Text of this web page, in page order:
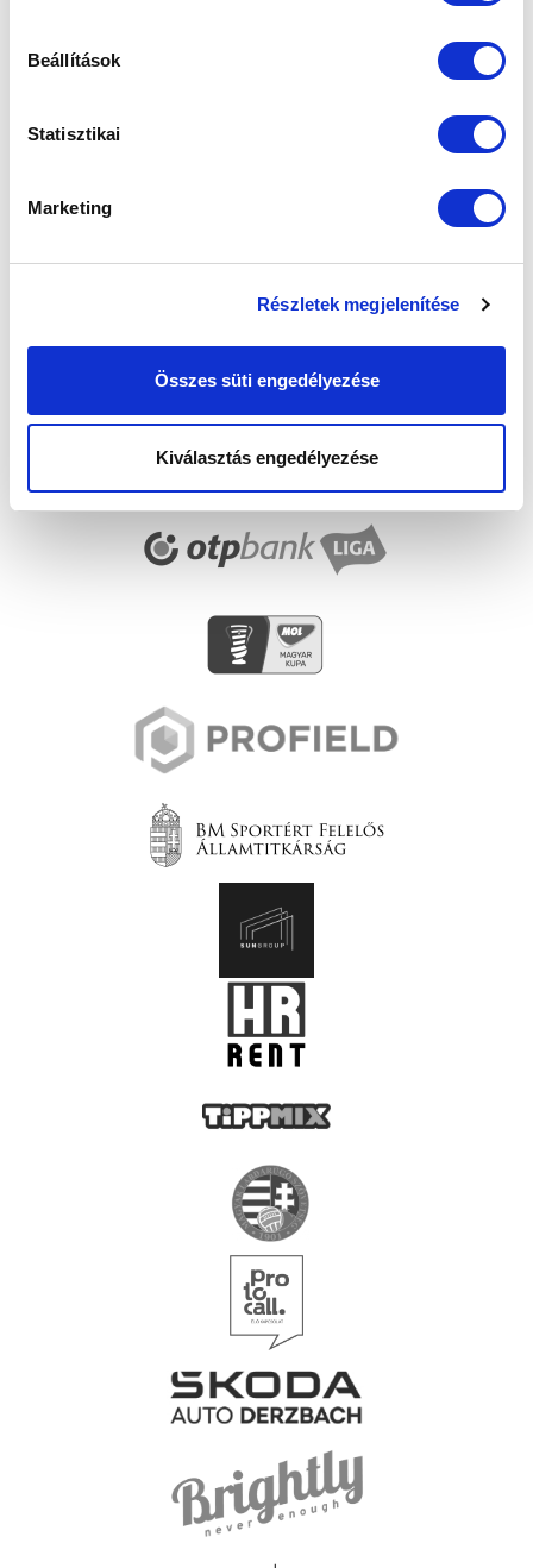
Beállítások
Statisztikai
Marketing
Részletek megjelenítése
Összes süti engedélyezése
Kiválasztás engedélyezése